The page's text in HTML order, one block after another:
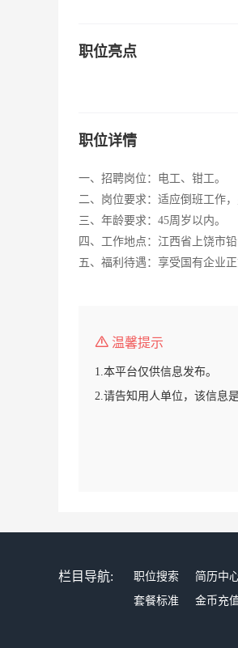
职位亮点
职位详情
一、招聘岗位：电工、钳工。
二、岗位要求：适应倒班工作
三、年龄要求：45周岁以内。
四、工作地点：江西省上饶市
五、福利待遇：享受国有企业
温馨提示
1.本平台仅供信息发布。
2.请告知用人单位，该信息
栏目导航: 职位搜索 简历中
套餐标准
金币充